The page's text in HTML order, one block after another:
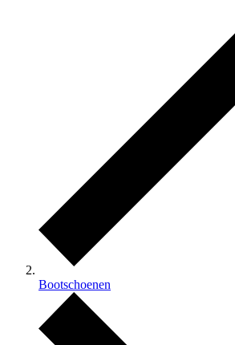
Bootschoenen